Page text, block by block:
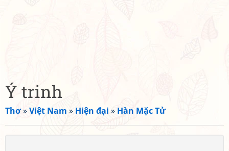
Ý trinh
Thơ»Việt Nam » Hiện đại » Hàn Mặc Tử